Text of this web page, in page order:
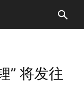
” 将发往